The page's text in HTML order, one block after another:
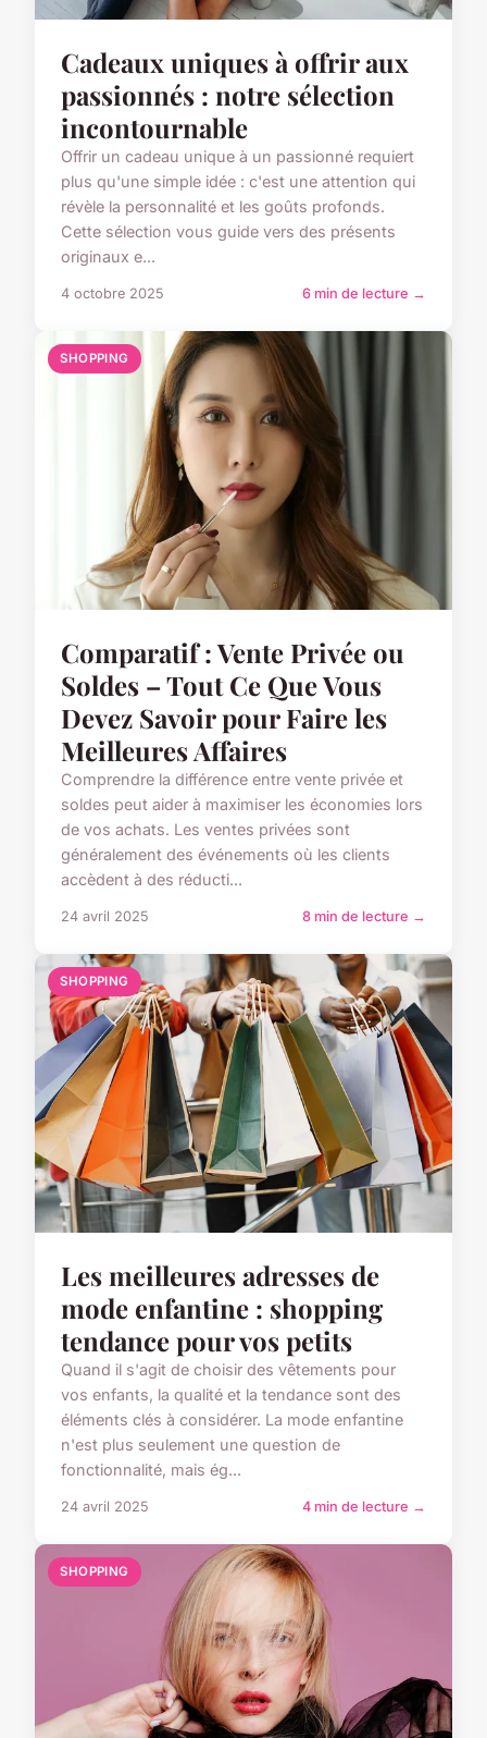
Cadeaux uniques à offrir aux
passionnés : notre sélection
incontournable
Offrir un cadeau unique à un passionné requiert
plus qu'une simple idée : c'est une attention qui
révèle la personnalité et les goûts profonds.
Cette sélection vous guide vers des présents
originaux e...
4 octobre 2025 6 min de lecture →
SHOPPING
Comparatif : Vente Privée ou
Soldes – Tout Ce Que Vous
Devez Savoir pour Faire les
Meilleures Affaires
Comprendre la différence entre vente privée et
soldes peut aider à maximiser les économies lors
de vos achats. Les ventes privées sont
généralement des événements où les clients
accèdent à des réducti...
24 avril 2025 8 min de lecture →
SHOPPING
Les meilleures adresses de
mode enfantine : shopping
tendance pour vos petits
Quand il s'agit de choisir des vêtements pour
vos enfants, la qualité et la tendance sont des
éléments clés à considérer. La mode enfantine
n'est plus seulement une question de
fonctionnalité, mais ég...
24 avril 2025 4 min de lecture →
SHOPPING